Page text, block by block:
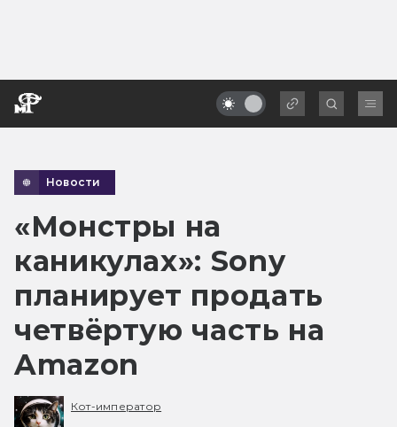
Новости
«Монстры на
каникулах»: Sony
планирует продать
четвёртую часть на
Amazon
Кот-император